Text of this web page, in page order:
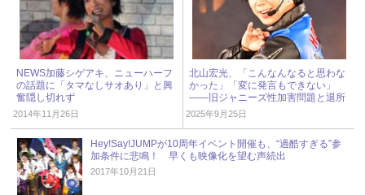
NEWS加藤シゲアキ、ニューハーフ
の話題に「タマなしサオあり」と興
奮隠し切れず
2014年11月26日
北山宏光、「こんなんなると思わな
かった」「変に発言もできない」
――旧ジャニーズ性加害問題と退所
後の“本音” « ジャニーズ研究会
2025年9月25日
Hey!Say!JUMPが10周年イベント開催も、“過酷すぎる”参
加条件に悲鳴！ 早くも映像化を望む声続出
2017年10月21日